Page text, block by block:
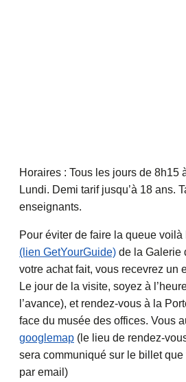
Horaires : Tous les jours de 8h15
Lundi. Demi tarif jusqu’à 18 ans.
enseignants.
Pour éviter de faire la queue voilà
(lien GetYourGuide) de la Galerie
votre achat fait, vous recevrez un
Le jour de la visite, soyez à
l’avance), et rendez-vous à la
face du musée des offices. Vous
googlemap (le lieu de rendez-
sera communiqué sur le billet
par email)